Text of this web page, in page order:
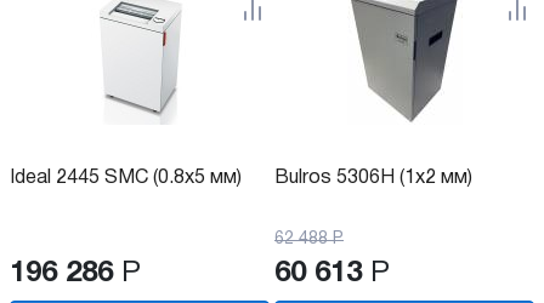
Ideal 2445 SMC (0.8x5 мм)
196 286 Р
Bulros 5306H (1x2 мм)
62 488 Р
60 613 Р